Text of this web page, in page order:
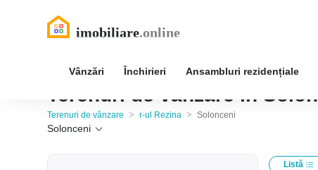
Vânzări Închirieri Ansambluri rezidențiale
Terenuri de vânzare în
Terenuri de vânzare > r-ul Rezina > Solonceni
Solonceni
Listă